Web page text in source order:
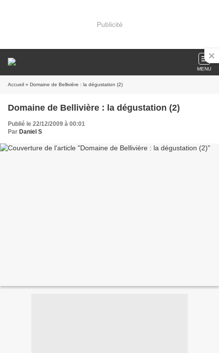
Publicité
MENU
Accueil » Domaine de Bellivière : la dégustation (2)
Domaine de Bellivière : la dégustation (2)
Publié le 22/12/2009 à 00:01
Par Daniel S